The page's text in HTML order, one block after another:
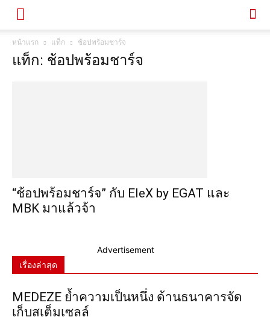
หน้าแรก แท็ก ช้อปพร้อมชาร์จ
แท็ก: ช้อปพร้อมชาร์จ
“ช้อปพร้อมชาร์จ” กับ EleX by EGAT และ
MBK มาแล้วจ้า
Advertisement
เรื่องล่าสุด
MEDEZE ย้ำความเป็นหนึ่ง ด้านธนาคารจัด
เก็บสเต็มเซลล์